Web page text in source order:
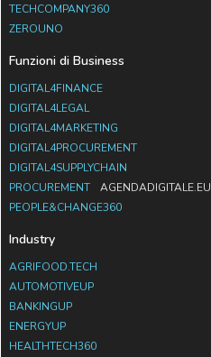
TECHCOMPANY360
ZEROUNO
Funzioni di Business
DIGITAL4FINANCE
DIGITAL4LEGAL
DIGITAL4MARKETING
DIGITAL4PROCUREMENT
DIGITAL4SUPPLYCHAIN
PROCUREMENT
AGENDADIGITALE.EU
PEOPLE&CHANGE360
Industry
AGRIFOOD.TECH
AUTOMOTIVEUP
BANKINGUP
ENERGYUP
HEALTHTECH360